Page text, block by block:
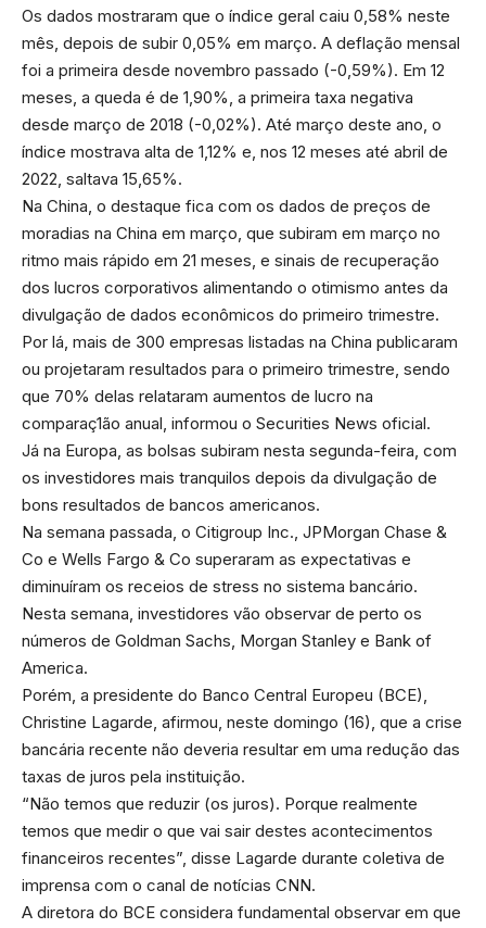
Os dados mostraram que o índice geral caiu 0,58% neste
mês, depois de subir 0,05% em março. A deflação mensal
foi a primeira desde novembro passado (-0,59%). Em 12
meses, a queda é de 1,90%, a primeira taxa negativa
desde março de 2018 (-0,02%). Até março deste ano, o
índice mostrava alta de 1,12% e, nos 12 meses até abril de
2022, saltava 15,65%.
Na China, o destaque fica com os dados de preços de
moradias na China em março, que subiram em março no
ritmo mais rápido em 21 meses, e sinais de recuperação
dos lucros corporativos alimentando o otimismo antes da
divulgação de dados econômicos do primeiro trimestre.
Por lá, mais de 300 empresas listadas na China publicaram
ou projetaram resultados para o primeiro trimestre, sendo
que 70% delas relataram aumentos de lucro na
comparaç1ão anual, informou o Securities News oficial.
Já na Europa, as bolsas subiram nesta segunda-feira, com
os investidores mais tranquilos depois da divulgação de
bons resultados de bancos americanos.
Na semana passada, o Citigroup Inc., JPMorgan Chase &
Co e Wells Fargo & Co superaram as expectativas e
diminuíram os receios de stress no sistema bancário.
Nesta semana, investidores vão observar de perto os
números de Goldman Sachs, Morgan Stanley e Bank of
America.
Porém, a presidente do Banco Central Europeu (BCE),
Christine Lagarde, afirmou, neste domingo (16), que a crise
bancária recente não deveria resultar em uma redução das
taxas de juros pela instituição.
“Não temos que reduzir (os juros). Porque realmente
temos que medir o que vai sair destes acontecimentos
financeiros recentes”, disse Lagarde durante coletiva de
imprensa com o canal de notícias CNN.
A diretora do BCE considera fundamental observar em que